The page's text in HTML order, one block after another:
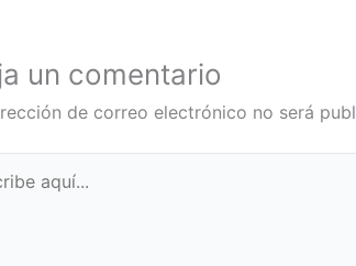
un comentario
de correo electrónico no será